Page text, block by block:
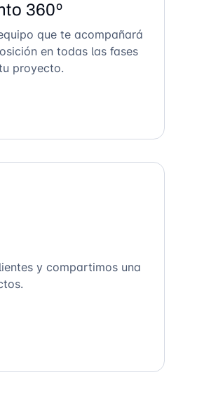
360º
que te acompañará
en todas las fases
proyecto.
y compartimos una